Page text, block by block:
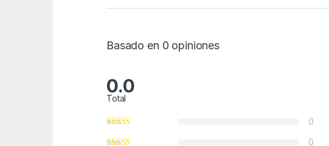
Basado en 0 opiniones
0.0
Total
0
0